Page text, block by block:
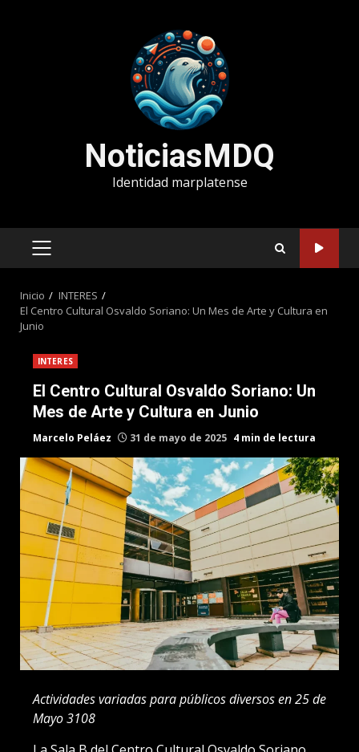
NoticiasMDQ
Identidad marplatense
MENÚ
Inicio
INTERES
El Centro Cultural Osvaldo Soriano: Un Mes de Arte y Cultura en
Junio
INTERES
El Centro Cultural Osvaldo Soriano: Un
Mes de Arte y Cultura en Junio
Marcelo Peláez 31 de mayo de 2025 4 min de lectura
Actividades variadas para públicos diversos en 25 de
Mayo 3108